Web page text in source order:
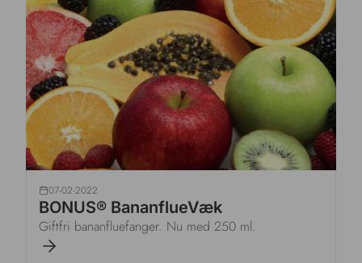
07-02-2022
BONUS® BananflueVæk
Giftfri bananfluefanger. Nu med 250 ml.